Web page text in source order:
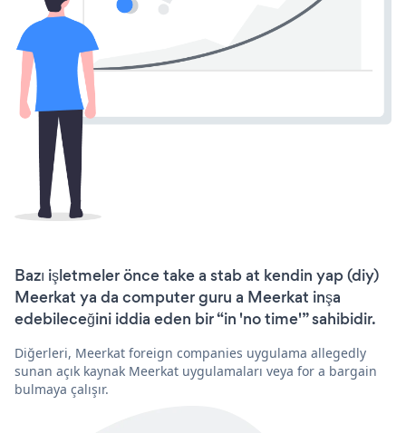
Bazı işletmeler önce take a stab at kendin yap (diy)
Meerkat ya da computer guru a Meerkat inşa
edebileceğini iddia eden bir “in 'no time'” sahibidir.
Diğerleri, Meerkat foreign companies uygulama allegedly
sunan açık kaynak Meerkat uygulamaları veya for a bargain
bulmaya çalışır.